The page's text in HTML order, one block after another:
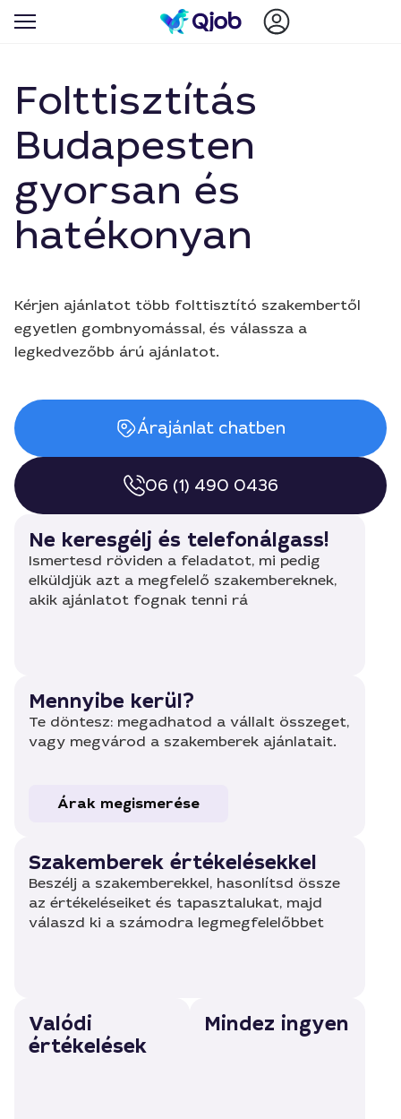
Folttisztítás
Budapesten
gyorsan és
hatékonyan
Kérjen ajánlatot több folttisztító szakembertől
egyetlen gombnyomással, és válassza a
legkedvezőbb árú ajánlatot.
Árajánlat chatben
06 (1) 490 0436
Ne keresgélj és telefonálgass!
Ismertesd röviden a feladatot, mi pedig
elküldjük azt a megfelelő szakembereknek,
akik ajánlatot fognak tenni rá
Mennyibe kerül?
Te döntesz: megadhatod a vállalt összeget,
vagy megvárod a szakemberek ajánlatait.
Árak megismerése
Szakemberek értékelésekkel
Beszélj a szakemberekkel, hasonlítsd össze
az értékeléseiket és tapasztalukat, majd
válaszd ki a számodra legmegfelelőbbet
Valódi
értékelések
Mindez ingyen